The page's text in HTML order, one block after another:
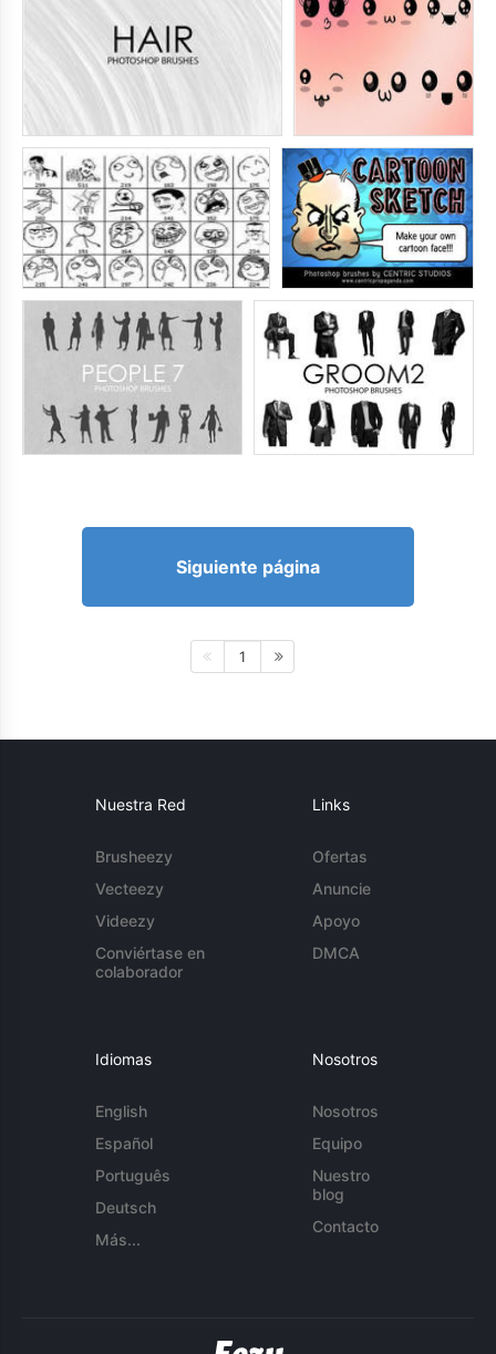
Siguiente página
1
Nuestra Red
Brusheezy
Vecteezy
Videezy
Conviértase en
colaborador
Links
Ofertas
Anuncie
Apoyo
DMCA
Idiomas
English
Español
Português
Deutsch
Más...
Nosotros
Nosotros
Equipo
Nuestro
blog
Contacto